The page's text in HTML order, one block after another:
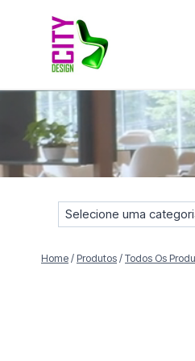
Conteúdo
Móveis selecionados para
e
e
Home / Produtos / Todos Os